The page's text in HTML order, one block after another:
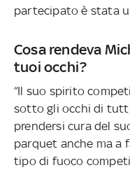
partecipato è stata
Cosa rendeva
tuoi occhi?
“Il suo spirito
sotto gli occhi di
prendersi cura del
parquet anche ma a
tipo di fuoco